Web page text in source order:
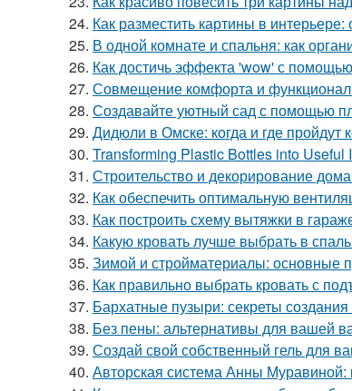
24. Как разместить картины в
25. В одной комнате и спальня: как
26. Как достичь эффекта 'wow' с
27. Совмещение комфорта и
28. Создавайте уютный сад с помощью
29. Дидюли в Омске: когда и где пройдут
30. Transforming Plastic Bottles into Useful
31. Строительство и декорирование
32. Как обеспечить оптимальную
33. Как построить схему вытяжки в
34. Какую кровать лучше выбрать в
35. Зимой и стройматериалы: основные
36. Как правильно выбрать кровать с
37. Бархатные пузыри: секреты
38. Без пены: альтернативы для вашей
39. Создай свой собственный гель для
40. Авторская система Анны Муравиной: